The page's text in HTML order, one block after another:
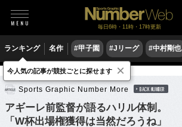
毎日6時・11時・17時更新
ランキング 名作 #甲子園 #Jリーグ #中村剛也
サッカー サッカー日本代表
Sports Graphic Number More BACK NUMBER
アギーレ前監督が語るハリル体制。
「W杯出場権獲得は当然だろうね」
今人気の記事が競技ごとに探せます ×